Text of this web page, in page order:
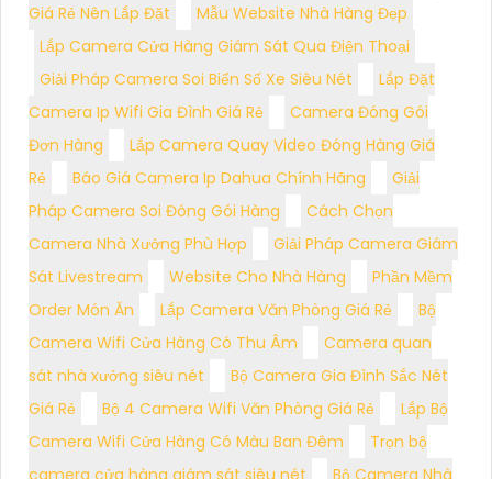
Giá Rẻ Nên Lắp Đặt
Mẫu Website Nhà Hàng Đẹp
Lắp Camera Cửa Hàng Giám Sát Qua Điện Thoại
Giải Pháp Camera Soi Biển Số Xe Siêu Nét
Lắp Đặt
Camera Ip Wifi Gia Đình Giá Rẻ
Camera Đóng Gói
Đơn Hàng
Lắp Camera Quay Video Đóng Hàng Giá
Rẻ
Báo Giá Camera Ip Dahua Chính Hãng
Giải
Pháp Camera Soi Đóng Gói Hàng
Cách Chọn
Camera Nhà Xưởng Phù Hợp
Giải Pháp Camera Giám
Sát Livestream
Website Cho Nhà Hàng
Phần Mềm
Order Món Ăn
Lắp Camera Văn Phòng Giá Rẻ
Bộ
Camera Wifi Cửa Hàng Có Thu Âm
Camera quan
sát nhà xưởng siêu nét
Bộ Camera Gia Đình Sắc Nét
Giá Rẻ
Bộ 4 Camera Wifi Văn Phòng Giá Rẻ
Lắp Bộ
Camera Wifi Cửa Hàng Có Màu Ban Đêm
Trọn bộ
camera cửa hàng giám sát siêu nét
Bộ Camera Nhà